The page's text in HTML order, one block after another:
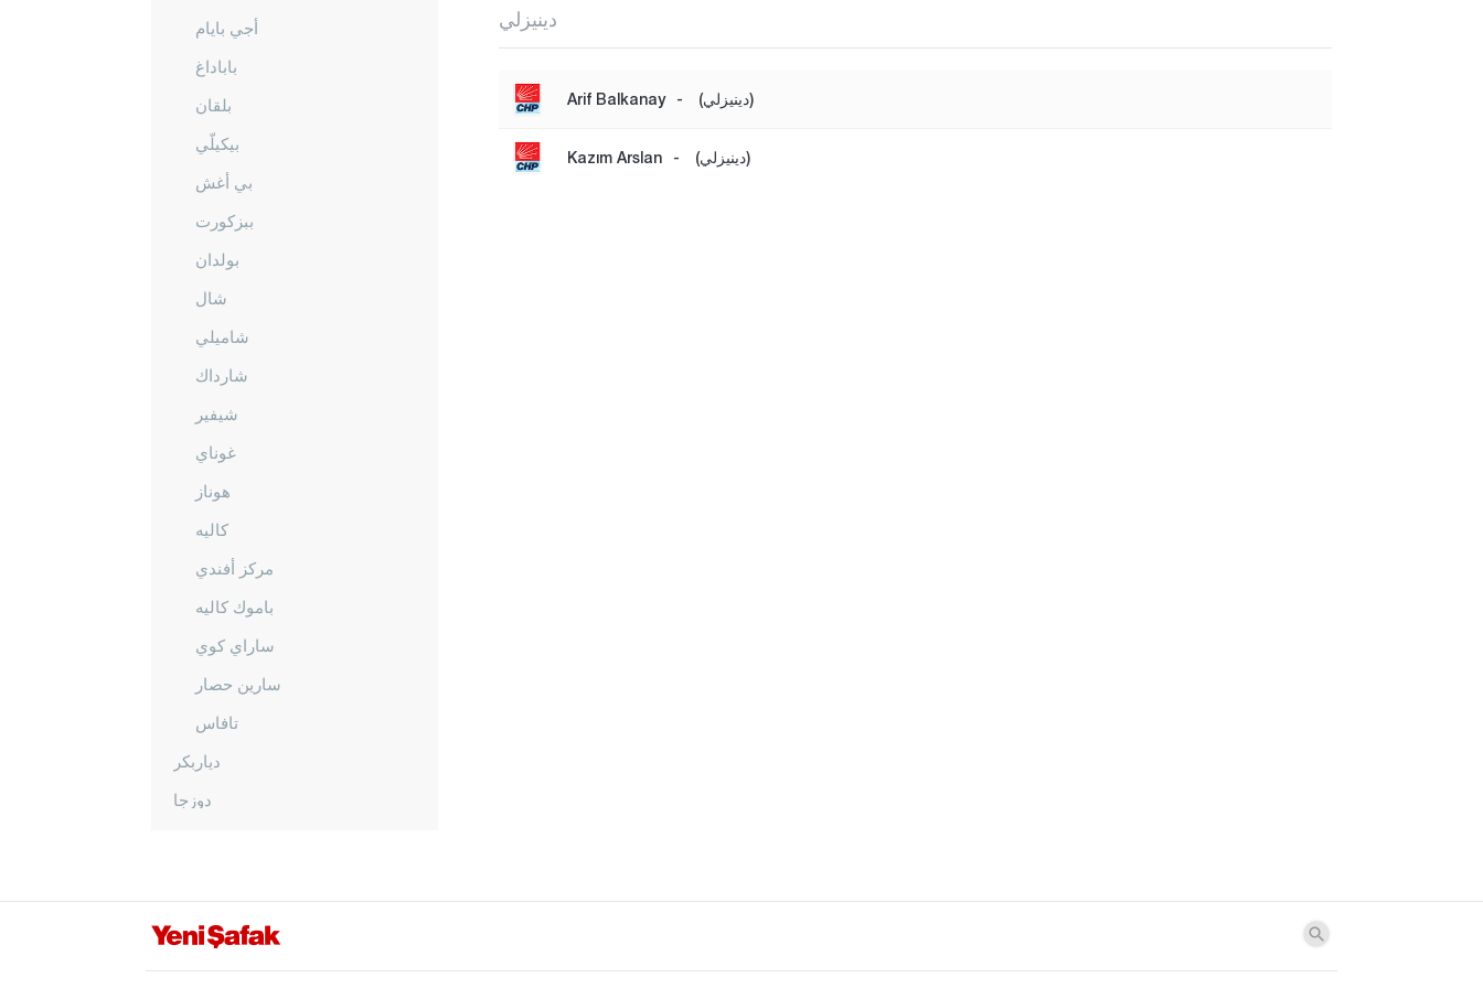
أجي بايام
باباداغ
بلقان
بيكيلّي
بي أغش
ببزكورت
بولدان
شال
شاميلي
شارداك
شيفير
غوناي
هوناز
كاليه
مركز أفندي
باموك كاليه
ساراي كوي
سارين حصار
تافاس
دياربكر
دوزجا
أرضروم
دينيزلي
Arif Balkanay - (دينيزلي)
Kazım Arslan - (دينيزلي)